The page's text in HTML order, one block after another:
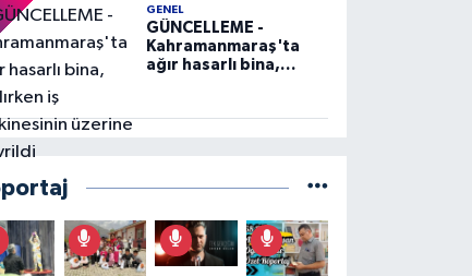
GENEL
GÜNCELLEME -
Kahramanmaraş'ta
ağır hasarlı bina,
devrildi